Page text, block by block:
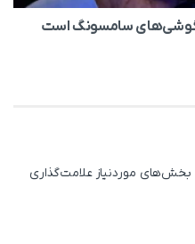
بخش‌های موردنیاز علامت‌گذاری